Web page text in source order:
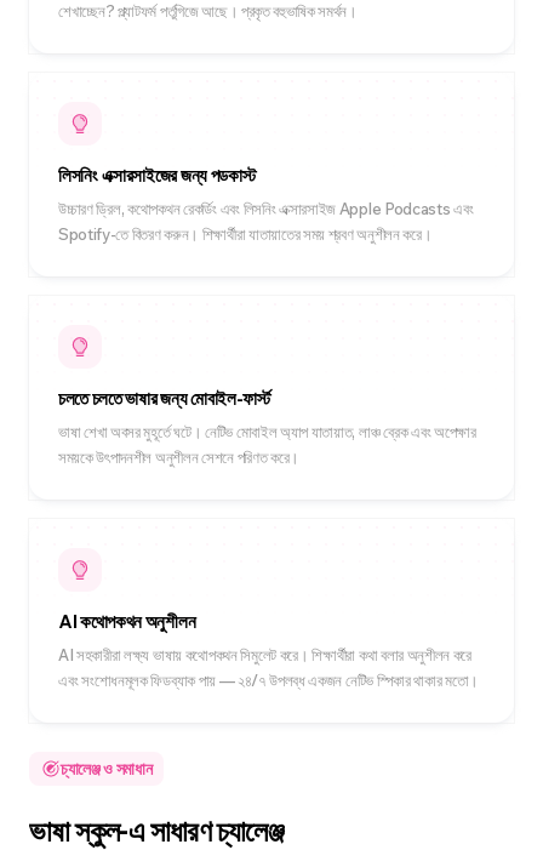
শেখাচ্ছেন? প্ল্যাটফর্ম পর্তুগিজে আছে। প্রকৃত বহুভাষিক সমর্থন।
লিসনিং এক্সারসাইজের জন্য পডকাস্ট
উচ্চারণ ড্রিল, কথোপকথন রেকর্ডিং এবং লিসনিং এক্সারসাইজ Apple Podcasts এবং
Spotify-তে বিতরণ করুন। শিক্ষার্থীরা যাতায়াতের সময় শ্রবণ অনুশীলন করে।
চলতে চলতে ভাষার জন্য মোবাইল-ফার্স্ট
ভাষা শেখা অবসর মুহূর্তে ঘটে। নেটিভ মোবাইল অ্যাপ যাতায়াত, লাঞ্চ ব্রেক এবং অপেক্ষার
সময়কে উৎপাদনশীল অনুশীলন সেশনে পরিণত করে।
AI কথোপকথন অনুশীলন
AI সহকারীরা লক্ষ্য ভাষায় কথোপকথন সিমুলেট করে। শিক্ষার্থীরা কথা বলার অনুশীলন করে
এবং সংশোধনমূলক ফিডব্যাক পায় — ২৪/৭ উপলব্ধ একজন নেটিভ স্পিকার থাকার মতো।
চ্যালেঞ্জ ও সমাধান
ভাষা স্কুল-এ সাধারণ চ্যালেঞ্জ